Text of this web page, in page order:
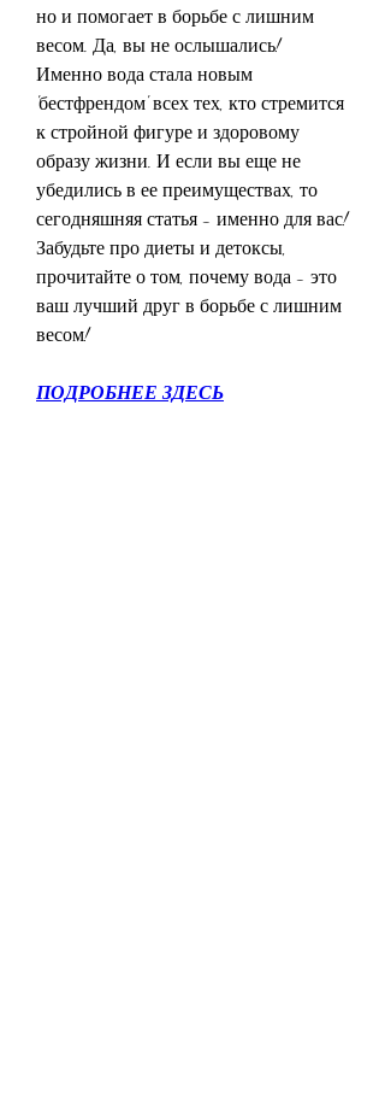
но и помогает в борьбе с лишним
весом. Да, вы не ослышались!
Именно вода стала новым
'бестфрендом' всех тех, кто стремится
к стройной фигуре и здоровому
образу жизни. И если вы еще не
убедились в ее преимуществах, то
сегодняшняя статья - именно для вас!
Забудьте про диеты и детоксы,
прочитайте о том, почему вода - это
ваш лучший друг в борьбе с лишним
весом!
ПОДРОБНЕЕ ЗДЕСЬ